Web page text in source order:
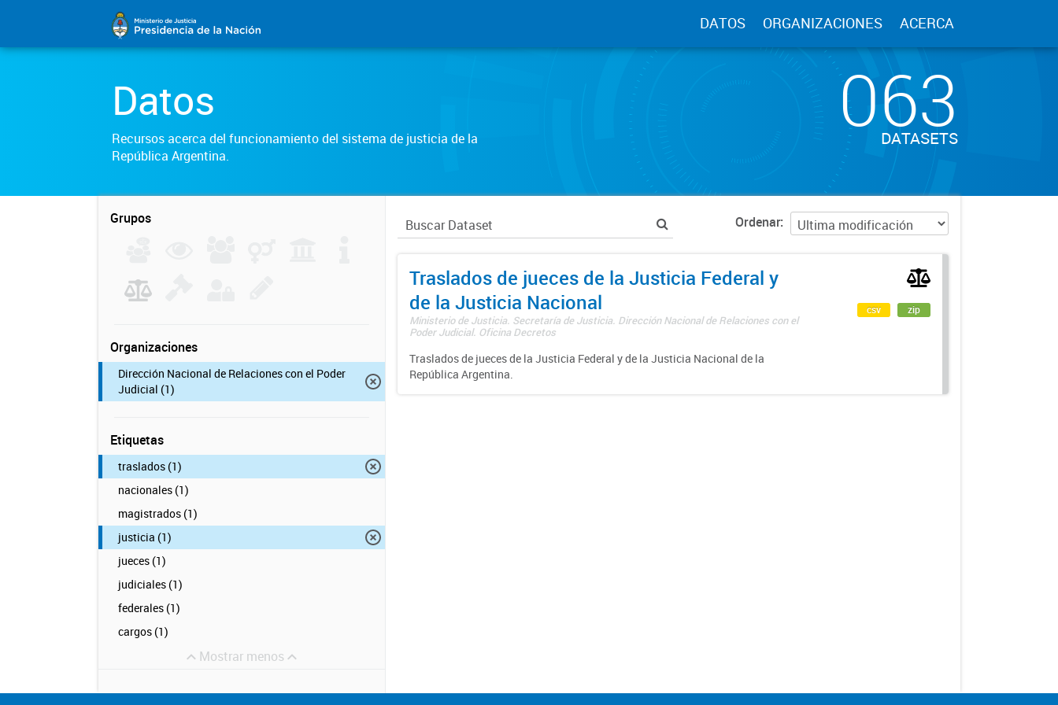
DATOS ORGANIZACIONES ACERCA
Datos
Recursos acerca del funcionamiento del sistema de justicia de la
República Argentina.
063
DATASETS
Grupos
Organizaciones
Dirección Nacional de Relaciones con el Poder
Judicial (1)
Etiquetas
traslados (1)
nacionales (1)
magistrados (1)
justicia (1)
jueces (1)
judiciales (1)
federales (1)
cargos (1)
Mostrar menos
Ordenar
Traslados de jueces de la Justicia Federal y
de la Justicia Nacional
Ministerio de Justicia. Secretaría de Justicia. Dirección Nacional de Relaciones con el
Poder Judicial. Oficina Decretos
Traslados de jueces de la Justicia Federal y de la Justicia Nacional de la
República Argentina.
csv zip